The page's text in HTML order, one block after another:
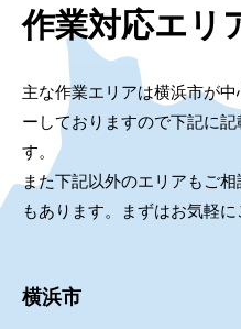
作業対応エリ
主な作業エリアは横浜市が
ーしておりますので下記に
す。
また下記以外のエリアもご
もあります。まずはお気軽に
横浜市